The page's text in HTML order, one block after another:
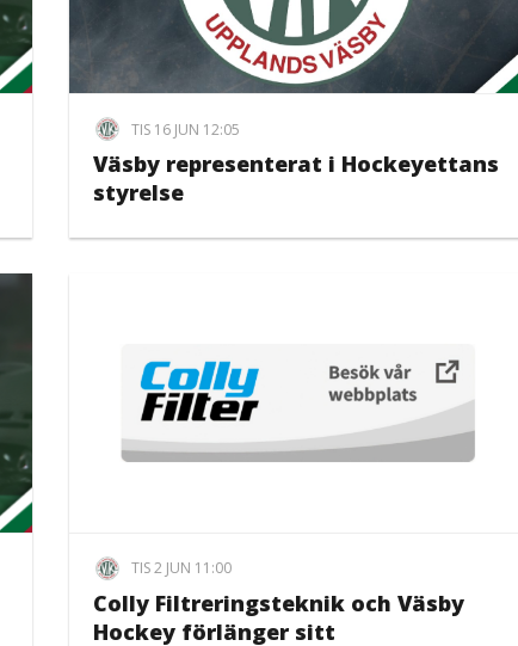
TIS 16 JUN 12:05
Väsby representerat i Hockeyettans
styrelse
TIS 2 JUN 11:00
Colly Filtreringsteknik och Väsby
Hockey förlänger sitt